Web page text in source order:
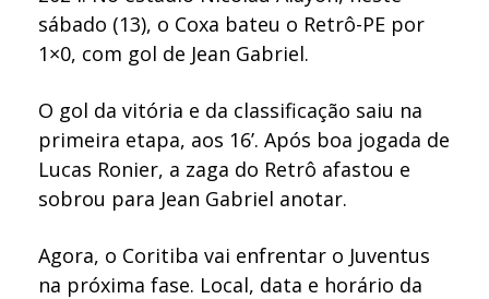
sábado (13), o Coxa bateu o Retrô-PE por
1×0, com gol de Jean Gabriel.
O gol da vitória e da classificação saiu na
primeira etapa, aos 16’. Após boa jogada de
Lucas Ronier, a zaga do Retrô afastou e
sobrou para Jean Gabriel anotar.
Agora, o Coritiba vai enfrentar o Juventus
na próxima fase. Local, data e horário da